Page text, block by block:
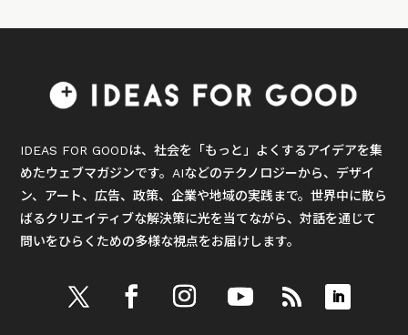
IDEAS FOR GOODは、社会を「もっと」よくするアイデアを集
めたウェブマガジンです。AIなどのテクノロジーから、デザイ
ン、アート、広告、政策、企業や地域の実践まで。世界中に散ら
ばるクリエイティブな解決策に光を当てながら、対話を通じて
問いをひらくための多様な視点をお届けします。